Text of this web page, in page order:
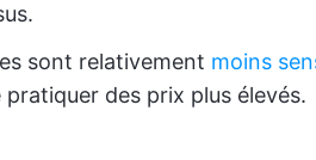
sont relativement moins
des prix plus élevés.